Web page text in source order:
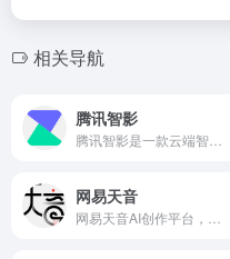
相关导航
腾讯智影
网易天音